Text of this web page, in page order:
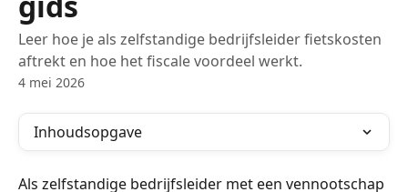
Leer hoe je als zelfstandige bedrijfsleider fietskosten
aftrekt en hoe het fiscale voordeel werkt.
4 mei 2026
Inhoudsopgave
Als zelfstandige bedrijfsleider met een vennootschap